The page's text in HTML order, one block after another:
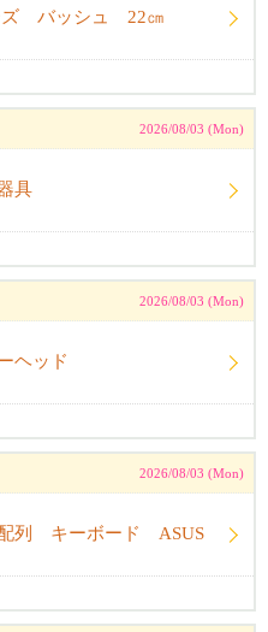
ズ バッシュ 22㎝
2026/08/03 (Mon)
具
2026/08/03 (Mon)
ヘッド
2026/08/03 (Mon)
配列 キーボード ASUS